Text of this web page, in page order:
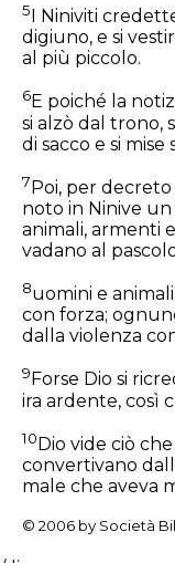
5
I Niniviti
digiuno, e si
al più piccolo.
6E poiché la
si alzò dal trono,
di sacco e si
7Poi, per
noto in Ninive
animali, armenti
vadano al
8uomini e
con forza;
dalla violenza
9 Forse Dio si
ira ardente, così
10Dio vide ciò
convertivano
male che aveva
© 2006 by Società